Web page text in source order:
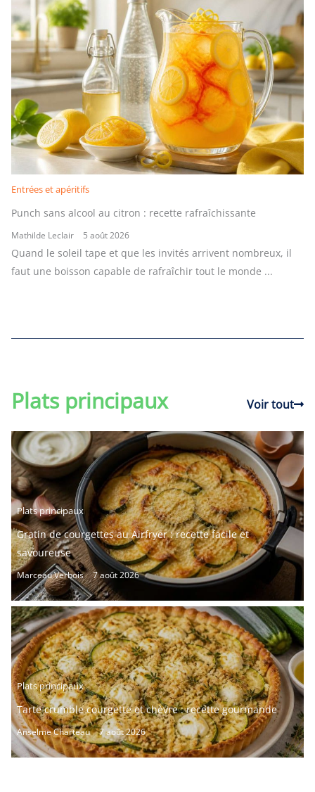
Entrées et apéritifs
Punch sans alcool au citron : recette rafraîchissante
Mathilde Leclair 5 août 2026
Quand le soleil tape et que les invités arrivent nombreux, il
faut une boisson capable de rafraîchir tout le monde ...
Plats principaux Voir tout
Plats principaux
Gratin de courgettes au Airfryer : recette facile et
savoureuse
Marceau Verbois 7 août 2026
Plats principaux
Tarte crumble courgette et chèvre : recette gourmande
Anselme Charteau 7 août 2026